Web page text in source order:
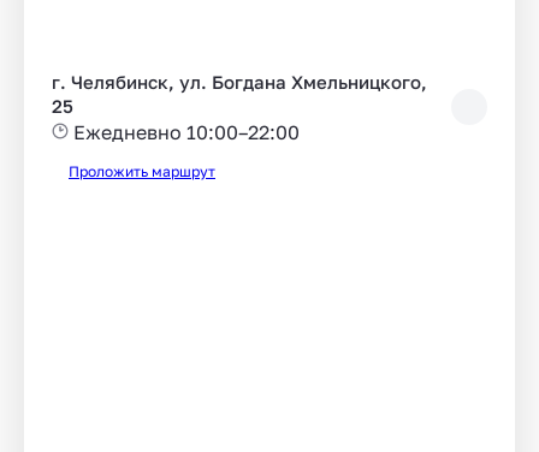
г. Челябинск, ул. Богдана Хмельницкого,
25
Ежедневно 10:00–22:00
Проложить маршрут